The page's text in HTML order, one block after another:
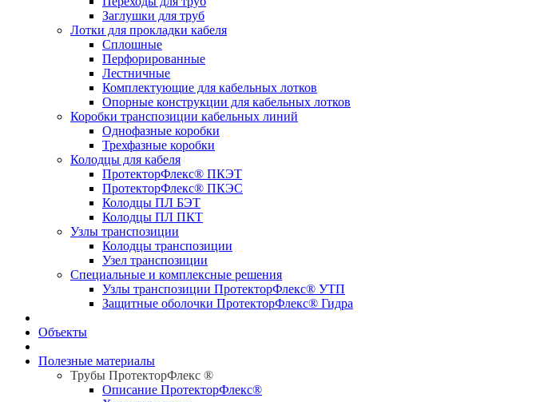
Заглушки для труб
Лотки для прокладки кабеля
Сплошные
Перфорированные
Лестничные
Комплектующие для кабельных лотков
Опорные конструкции для кабельных лотков
Коробки транспозиции кабельных линий
Однофазные коробки
Трехфазные коробки
Колодцы для кабеля
ПротекторФлекс® ПКЭТ
ПротекторФлекс® ПКЭС
Колодцы ПЛ БЭТ
Колодцы ПЛ ПКТ
Узлы транспозиции
Колодцы транспозиции
Узел транспозиции
Специальные и комплексные решения
Узлы транспозиции ПротекторФлекс® УТП
Защитные оболочки ПротекторФлекс® Гидра
Объекты
Полезные материалы
Трубы ПротекторФлекс ®
Описание ПротекторФлекс®